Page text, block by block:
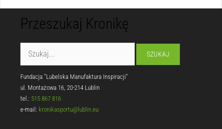
Przeszukaj Kronikę
Fundacja "Lubelska Manufaktura Inspiracji"
ul. Montażowa 16, 20-214 Lublin
tel.: 515 867 816
e-mail: kronikasportu@lublin.eu